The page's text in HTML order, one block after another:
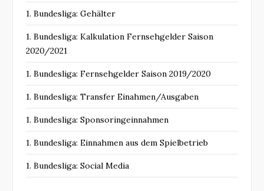
1. Bundesliga: Gehälter
1. Bundesliga: Kalkulation Fernsehgelder Saison
2020/2021
1. Bundesliga: Fernsehgelder Saison 2019/2020
1. Bundesliga: Transfer Einahmen/Ausgaben
1. Bundesliga: Sponsoringeinnahmen
1. Bundesliga: Einnahmen aus dem Spielbetrieb
1. Bundesliga: Social Media